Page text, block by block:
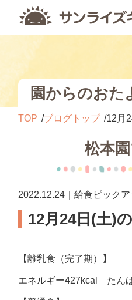
園からのおた
TOP ブログトップ 12月
松本
2022.12.24｜給食ピック
12月24日(土)
【離乳食（完了期）】
エネルギー427kcal たん